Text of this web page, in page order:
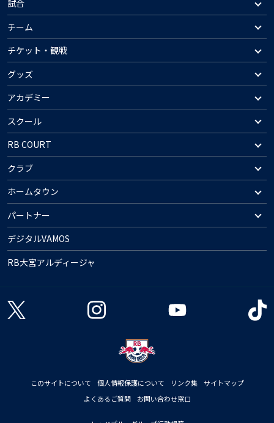
試合
チーム
チケット・観戦
グッズ
アカデミー
スクール
RB COURT
クラブ
ホームタウン
パートナー
デジタルVAMOS
RB大宮アルディージャ
このサイトについて 個人情報保護について リンク集
サイトマップ
よくあるご質問
お問い合わせ窓口